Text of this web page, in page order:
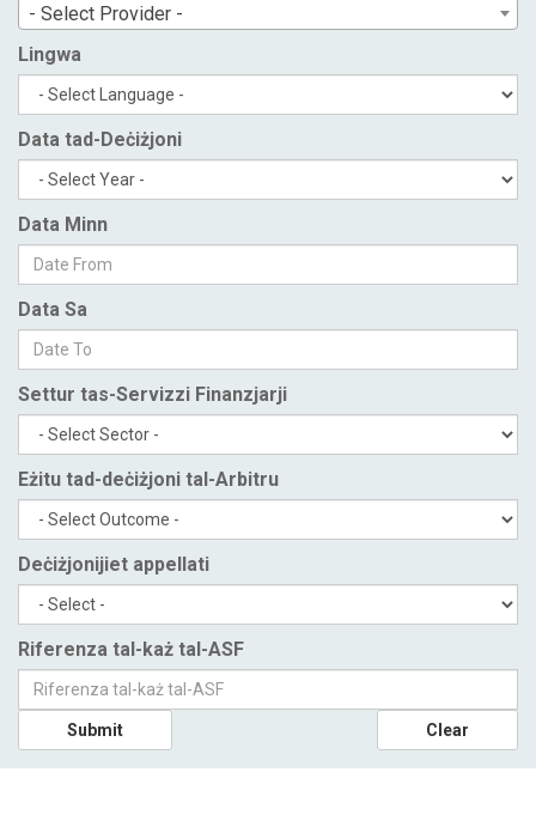
- Select Provider -
Lingwa
Data tad-Deċiżjoni
Data Minn
Data Sa
Settur tas-Servizzi Finanzjarji
Eżitu tad-deċiżjoni tal-Arbitru
Deċiżjonijiet appellati
Riferenza tal-każ tal-ASF
Submit Clear